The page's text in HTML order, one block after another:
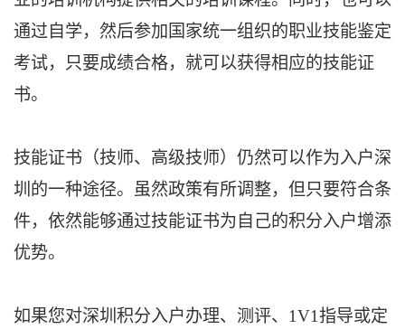
通过自学，然后参加国家统一组织的职业技能鉴定
考试，只要成绩合格，就可以获得相应的技能证
书。
技能证书（技师、高级技师）仍然可以作为入户深
圳的一种途径。虽然政策有所调整，但只要符合条
件，依然能够通过技能证书为自己的积分入户增添
优势。
如果您对深圳积分入户办理、测评、1V1指导或定